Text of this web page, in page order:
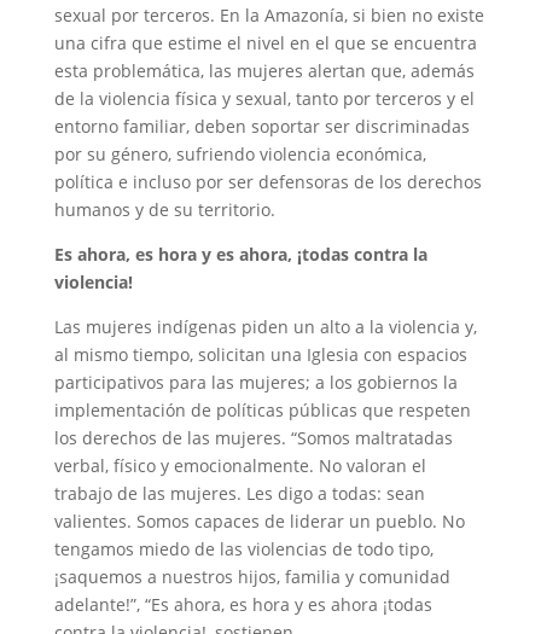
sexual por terceros. En la Amazonía, si bien no existe
una cifra que estime el nivel en el que se encuentra
esta problemática, las mujeres alertan que, además
de la violencia física y sexual, tanto por terceros y el
entorno familiar, deben soportar ser discriminadas
por su género, sufriendo violencia económica,
política e incluso por ser defensoras de los derechos
humanos y de su territorio.
Es ahora, es hora y es ahora, ¡todas contra la
violencia!
Las mujeres indígenas piden un alto a la violencia y,
al mismo tiempo, solicitan una Iglesia con espacios
participativos para las mujeres; a los gobiernos la
implementación de políticas públicas que respeten
los derechos de las mujeres. “Somos maltratadas
verbal, físico y emocionalmente. No valoran el
trabajo de las mujeres. Les digo a todas: sean
valientes. Somos capaces de liderar un pueblo. No
tengamos miedo de las violencias de todo tipo,
¡saquemos a nuestros hijos, familia y comunidad
adelante!”, “Es ahora, es hora y es ahora ¡todas